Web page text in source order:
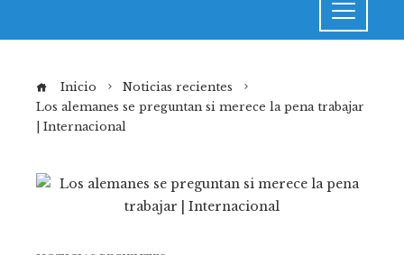
Inicio
Noticias recientes
Los alemanes se preguntan si merece la pena trabajar
| Internacional